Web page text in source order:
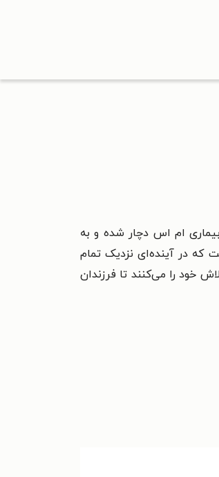
ام اس دچار شده و به
که در آینده‌ای نزدیک تمام
خود را می‌کنند تا فرزندان